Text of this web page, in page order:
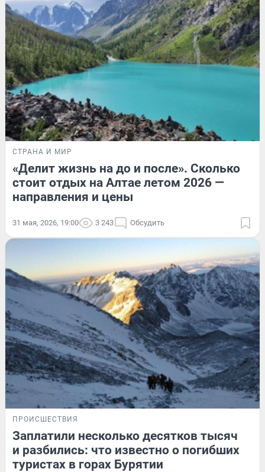
СТРАНА И МИР
«Делит жизнь на до и после». Сколько
стоит отдых на Алтае летом 2026 —
направления и цены
31 мая, 2026, 19:00 3 243 Обсудить
ПРОИСШЕСТВИЯ
Заплатили несколько десятков тысяч
и разбились: что известно о погибших
туристах в горах Бурятии